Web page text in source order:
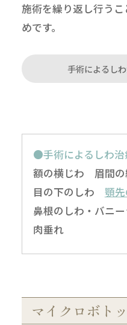
施術を繰り返し行う
めです。
手術によるし
●手術によるしわ治
額の横じわ 眉間
目の下のしわ 顎
鼻根のしわ・バニ
肉垂れ
マイクロボト